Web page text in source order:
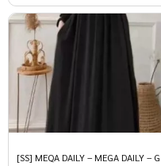
[SS] MEQA DAILY – MEGA DAILY